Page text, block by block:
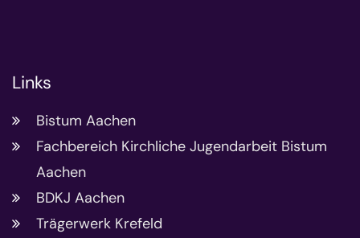
Links
Bistum Aachen
Fachbereich Kirchliche Jugendarbeit Bistum
Aachen
BDKJ Aachen
Trägerwerk Krefeld